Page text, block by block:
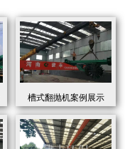
槽式翻抛机案例展示